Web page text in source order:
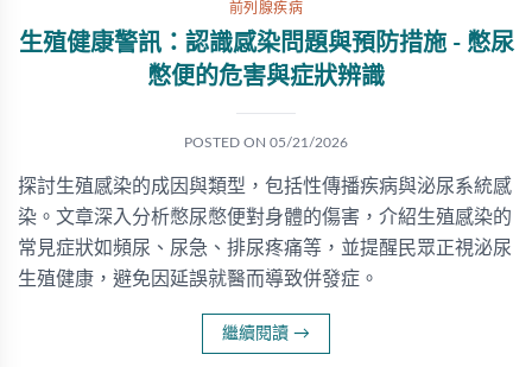
前列腺疾病
生殖健康警訊：認識感染問題與預防措施 - 憋尿
憋便的危害與症狀辨識
POSTED ON 05/21/2026
探討生殖感染的成因與類型，包括性傳播疾病與泌尿系統感
染。文章深入分析憋尿憋便對身體的傷害，介紹生殖感染的
常見症狀如頻尿、尿急、排尿疼痛等，並提醒民眾正視泌尿
生殖健康，避免因延誤就醫而導致併發症。
繼續閱讀 →